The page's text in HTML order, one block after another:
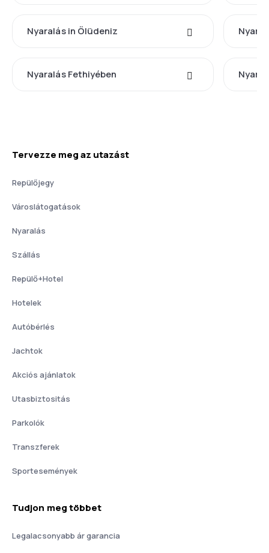
Nyaralás in Ölüdeniz
Nyaralás Fethiyében
Tervezze meg az utazást
Repülőjegy
Városlátogatások
Nyaralás
Szállás
Repülő+Hotel
Hotelek
Autóbérlés
Jachtok
Akciós ajánlatok
Utasbiztositás
Parkolók
Transzferek
Sportesemények
Tudjon meg többet
Legalacsonyabb ár garancia